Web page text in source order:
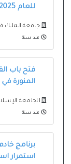
للعام 2025م
جامعة الملك
منذ سنة
فتح باب
المنورة في
الجامعة
منذ سنة
برنامج